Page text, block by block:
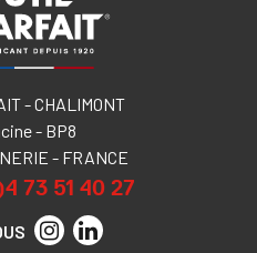
- CHALIMONT
- BP8
- FRANCE
73 51 40 27